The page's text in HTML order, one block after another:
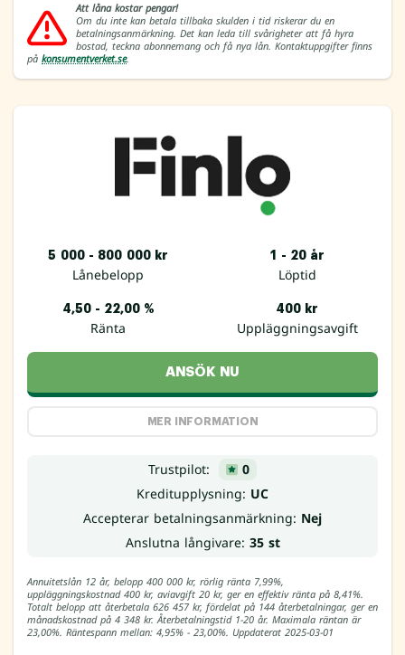
Att låna kostar pengar!
Om du inte kan betala tillbaka skulden i tid riskerar du en
betalningsanmärkning. Det kan leda till svårigheter att få hyra
bostad, teckna abonnemang och få nya lån. Kontaktuppgifter finns
på konsumentverket.se.
5 000 - 800 000 kr
Lånebelopp
1 - 20 år
Löptid
4,50 - 22,00 %
Ränta
400 kr
Uppläggningsavgift
ANSÖK NU
MER INFORMATION
Trustpilot:
0
Kreditupplysning: UC
Accepterar betalningsanmärkning: Nej
Anslutna långivare: 35 st
Annuitetslån 12 år, belopp 400 000 kr, rörlig ränta 7,99%,
uppläggningskostnad 400 kr, aviavgift 20 kr, ger en effektiv ränta på 8,41%.
Totalt belopp att återbetala 626 457 kr, fördelat på 144 återbetalningar, ger en
månadskostnad på 4 348 kr. Återbetalningstid 1-20 år. Maximala räntan är
23,00%. Räntespann mellan: 4,95% - 23,00%. Uppdaterat 2025-03-01